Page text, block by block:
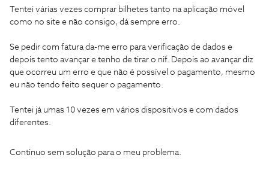
Tentei várias vezes comprar bilhetes tanto na aplicação móvel
como no site e não consigo, dá sempre erro.
Se pedir com fatura da-me erro para verificação de dados e
depois tento avançar e tenho de tirar o nif. Depois ao avançar diz
que ocorreu um erro e que não é possível o pagamento, mesmo
eu não tendo feito sequer o pagamento.
Tentei já umas 10 vezes em vários dispositivos e com dados
diferentes.
Continuo sem solução para o meu problema.